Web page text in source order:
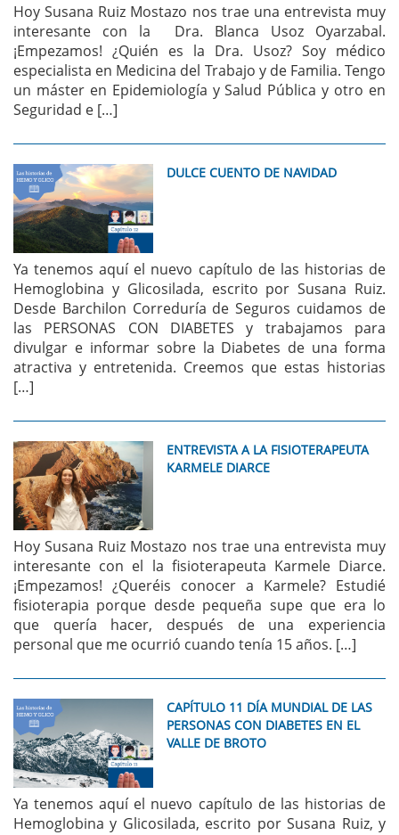
Hoy Susana Ruiz Mostazo nos trae una entrevista muy
interesante con la Dra. Blanca Usoz Oyarzabal.
¡Empezamos! ¿Quién es la Dra. Usoz? Soy médico
especialista en Medicina del Trabajo y de Familia. Tengo
un máster en Epidemiología y Salud Pública y otro en
Seguridad e […]
DULCE CUENTO DE NAVIDAD
Ya tenemos aquí el nuevo capítulo de las historias de
Hemoglobina y Glicosilada, escrito por Susana Ruiz.
Desde Barchilon Correduría de Seguros cuidamos de
las PERSONAS CON DIABETES y trabajamos para
divulgar e informar sobre la Diabetes de una forma
atractiva y entretenida. Creemos que estas historias
[…]
ENTREVISTA A LA FISIOTERAPEUTA
KARMELE DIARCE
Hoy Susana Ruiz Mostazo nos trae una entrevista muy
interesante con el la fisioterapeuta Karmele Diarce.
¡Empezamos! ¿Queréis conocer a Karmele? Estudié
fisioterapia porque desde pequeña supe que era lo
que quería hacer, después de una experiencia
personal que me ocurrió cuando tenía 15 años. […]
CAPÍTULO 11 DÍA MUNDIAL DE LAS
PERSONAS CON DIABETES EN EL
VALLE DE BROTO
Ya tenemos aquí el nuevo capítulo de las historias de
Hemoglobina y Glicosilada, escrito por Susana Ruiz, y